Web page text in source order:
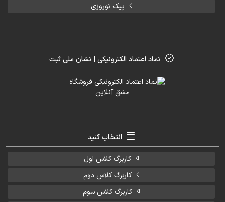
پیک نوروزی
نماد اعتماد الکترونیکی | نشان ملی ثبت
انتخاب کنید
کاربرگ کلاس اول
کاربرگ کلاس دوم
کاربرگ کلاس سوم